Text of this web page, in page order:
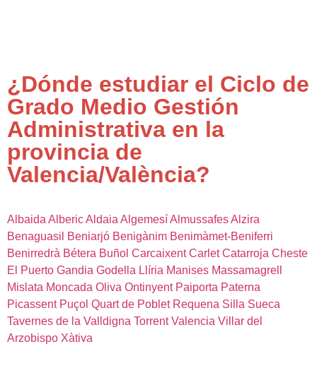
¿Dónde estudiar el Ciclo de
Grado Medio Gestión
Administrativa en la
provincia de
Valencia/València?
AlbaidaAlbericAldaiaAlgemesíAlmussafesAlzira
Benaguasil
Beniarjó Benigànim Benimàmet-Beniferri
Benirredrà Bétera Buñol Carcaixent Carlet Catarroja Cheste
El Puerto Gandia Godella Llíria Manises Massamagrell
Mislata Moncada Oliva Ontinyent Paiporta Paterna
Picassent Puçol Quart de Poblet Requena Silla Sueca
Tavernes de la Valldigna Torrent Valencia Villar del
Arzobispo Xàtiva